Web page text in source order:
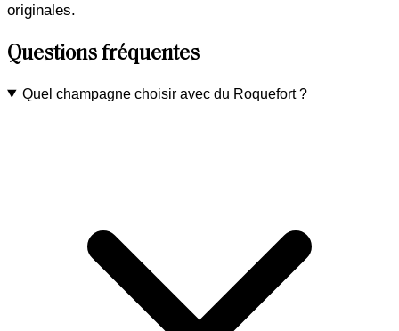
originales.
Questions fréquentes
Quel champagne choisir avec du Roquefort ?